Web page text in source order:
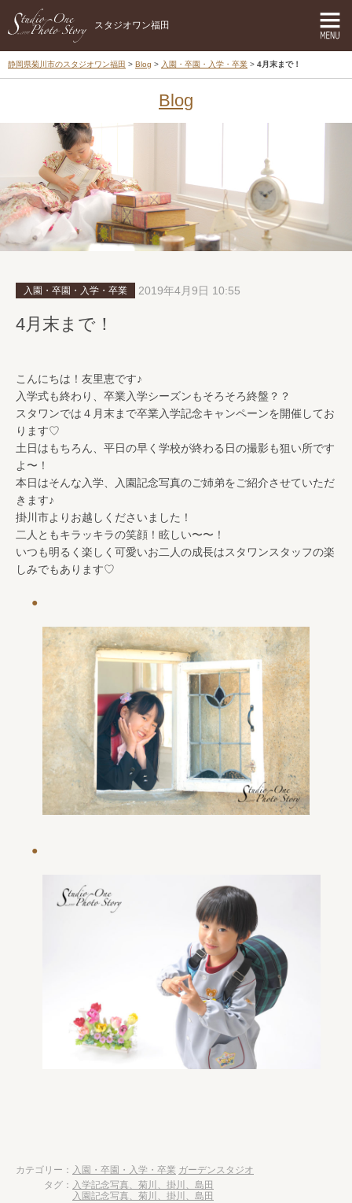
スタジオワン福田
静岡県菊川市のスタジオワン福田 Blog 入園・卒園・入学・卒業 4月末まで！
Blog
入園・卒園・入学・卒業 2019年4月9日 10:55
4月末まで！
こんにちは！友里恵です♪
入学式も終わり、卒業入学シーズンもそろそろ終盤？？
スタワンでは４月末まで卒業入学記念キャンペーンを開催してお
ります♡
土日はもちろん、平日の早く学校が終わる日の撮影も狙い所です
よ〜！
本日はそんな入学、入園記念写真のご姉弟をご紹介させていただ
きます♪
掛川市よりお越しくださいました！
二人ともキラッキラの笑顔！眩しい〜〜！
いつも明るく楽しく可愛いお二人の成長はスタワンスタッフの楽
しみでもあります♡
カテゴリー： 入園・卒園・入学・卒業 ガーデンスタジオ
タグ： 入学記念写真、菊川、掛川、島田
入園記念写真、菊川、掛川、島田